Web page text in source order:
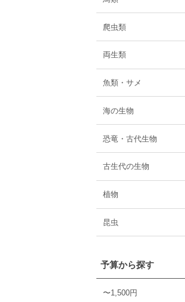
爬虫類
両生類
魚類・サメ
海の生物
恐竜・古代生物
古生代の生物
植物
昆虫
予算から探す
〜1,500円